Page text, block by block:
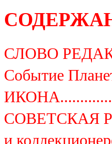
СЛОВО
Событие
СОВЕТСКАЯ
и